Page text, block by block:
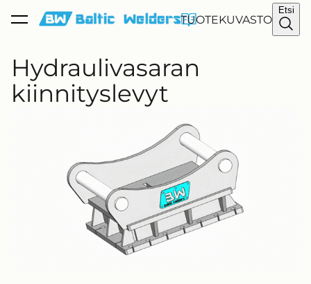
TUOTEKUVASTO
Etsi
on lisätty
Katso ostoskoria
Hydraulivasaran
kiinnityslevyt